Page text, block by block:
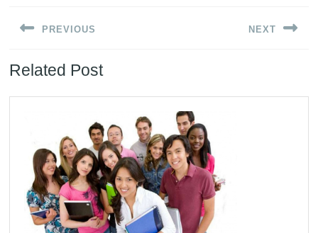
de
PREVIOUS
anterior:
NEXT
Related Post